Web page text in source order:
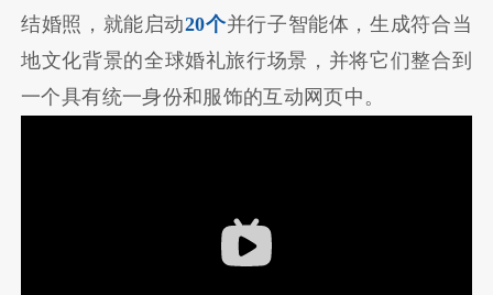
结婚照，就能启动20个并行子智能体，生成符合当
地文化背景的全球婚礼旅行场景，并将它们整合到
一个具有统一身份和服饰的互动网页中。